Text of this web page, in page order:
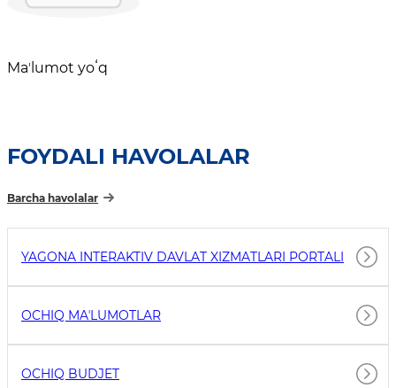
Maʼlumot yoʻq
FOYDALI HAVOLALAR
Barcha havolalar
YAGONA INTERAKTIV DAVLAT XIZMATLARI PORTALI
OCHIQ MAʼLUMOTLAR
OCHIQ BUDJET